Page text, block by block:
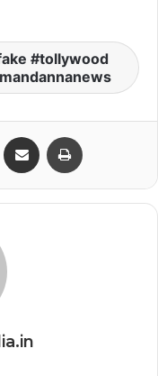
#tollywood
WhatsAppShare via Email